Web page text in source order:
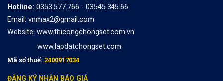
Hotline: 0353.577.766 - 03545.345.66
Email: vnmax2@gmail.com
Website: www.thicongchongset.com.vn
www.lapdatchongset.com
Mã số thuế: 2400917034
ĐĂNG KÝ NHẬN BÁO GIÁ